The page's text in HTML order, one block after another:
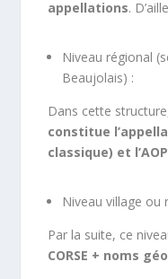
appellations.
Niveau régional
Beaujolais) :
Dans cette
constitue
classique) et
Niveau village ou
Par la suite, ce
CORSE + noms